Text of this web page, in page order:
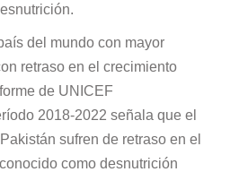
del mundo con mayor
retraso en el crecimiento
de UNICEF
2018-2022 señala que el
sufren de retraso en el
como desnutrición